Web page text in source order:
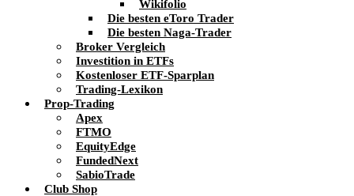
Wikifolio
Die besten eToro Trader
Die besten Naga-Trader
Broker Vergleich
Investition in ETFs
Kostenloser ETF-Sparplan
Trading-Lexikon
Prop-Trading
Apex
FTMO
EquityEdge
FundedNext
SabioTrade
Club Shop